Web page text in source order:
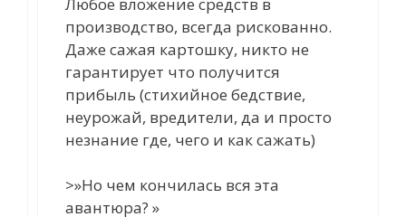
производство, всегда рискованно.
Даже сажая картошку, никто не
гарантирует что получится
прибыль (стихийное бедствие,
неурожай, вредители, да и просто
незнание где, чего и как сажать)
>»Но чем кончилась вся эта
авантюра? »